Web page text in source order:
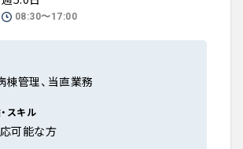
08:30〜17:00
棟管理、当直業務
スキル
可能な方